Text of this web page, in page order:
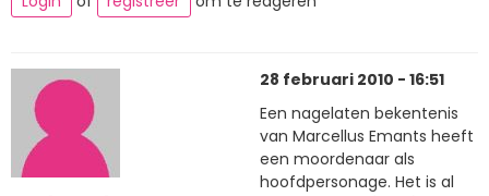
28 februari 2010 - 16:51
Een nagelaten bekentenis
van Marcellus Emants heeft
een moordenaar als
hoofdpersonage. Het is al